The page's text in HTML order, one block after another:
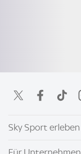
Sky Sport erleben